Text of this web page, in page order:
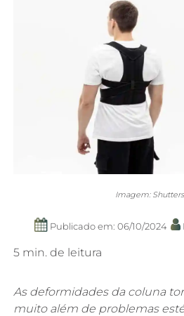
Imagem:
Publicado em: 06/10/2024
5 min. de leitura
As deformidades da coluna
muito além de problemas